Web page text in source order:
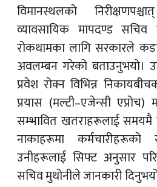
विमानस्थलको
व्यावसायिक मापदण्ड सचिव
रोकथामका लागि सरकारले
अवलम्बन गरेको बताउनुभयो।
प्रवेश रोक्न विभिन्न
प्रयास (मल्टी–एजेन्सी
सम्भावित खतराहरूलाई समयमै
नाकाहरूमा
उनीहरूलाई सिफ्ट अनुसार
सचिव मुथोनीले जानकारी